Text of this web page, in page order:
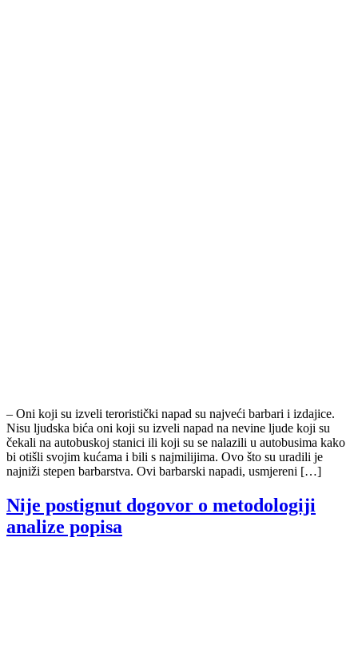
– Oni koji su izveli teroristički napad su najveći barbari i izdajice.
Nisu ljudska bića oni koji su izveli napad na nevine ljude koji su
čekali na autobuskoj stanici ili koji su se nalazili u autobusima kako
bi otišli svojim kućama i bili s najmilijima. Ovo što su uradili je
najniži stepen barbarstva. Ovi barbarski napadi, usmjereni […]
Nije postignut dogovor o metodologiji
analize popisa